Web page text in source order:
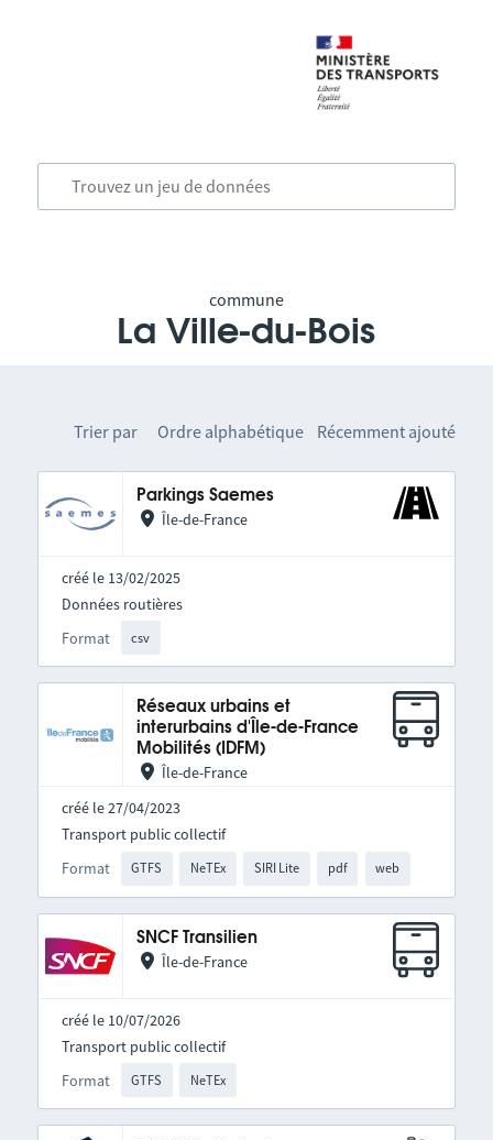
commune
La Ville-du-Bois
Trier par Ordre alphabétique Récemment ajouté
Parkings Saemes
Île-de-France
créé le 13/02/2025
Format csv
Données routières
Réseaux urbains et
interurbains d'Île-de-France
Mobilités (IDFM)
Île-de-France
créé le 27/04/2023
Format GTFS NeTEx SIRI Lite pdf web
Transport public collectif
SNCF Transilien
Île-de-France
créé le 10/07/2026
Format GTFS NeTEx
Transport public collectif